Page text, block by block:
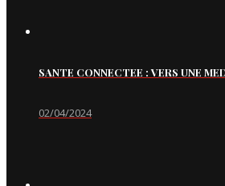
SANTE CONNECTEE : VERS UNE
02/04/2024